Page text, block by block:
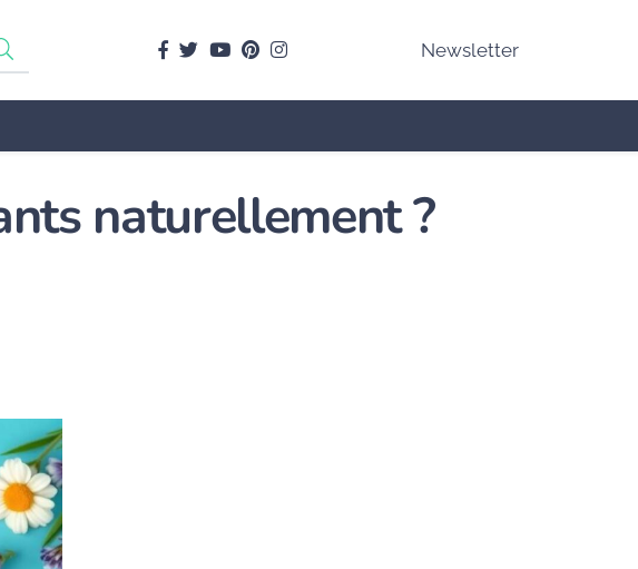
facebook
Twitteryoutubepinterest
instagram Newsletter
naturellement ?